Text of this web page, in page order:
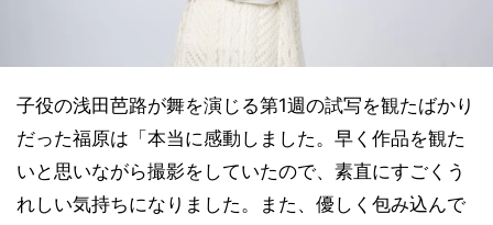
子役の浅田芭路が舞を演じる第1週の試写を観たばかり
だった福原は「本当に感動しました。早く作品を観た
いと思いながら撮影をしていたので、素直にすごくう
れしい気持ちになりました。また、優しく包み込んで